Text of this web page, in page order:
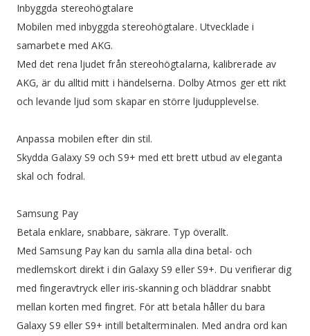
Inbyggda stereohögtalare
Mobilen med inbyggda stereohögtalare. Utvecklade i
samarbete med AKG.
Med det rena ljudet från stereohögtalarna, kalibrerade av
AKG, är du alltid mitt i händelserna. Dolby Atmos ger ett rikt
och levande ljud som skapar en större ljudupplevelse.
Anpassa mobilen efter din stil.
Skydda Galaxy S9 och S9+ med ett brett utbud av eleganta
skal och fodral.
Samsung Pay
Betala enklare, snabbare, säkrare. Typ överallt.
Med Samsung Pay kan du samla alla dina betal- och
medlemskort direkt i din Galaxy S9 eller S9+. Du verifierar dig
med fingeravtryck eller iris-skanning och bläddrar snabbt
mellan korten med fingret. För att betala håller du bara
Galaxy S9 eller S9+ intill betalterminalen. Med andra ord kan